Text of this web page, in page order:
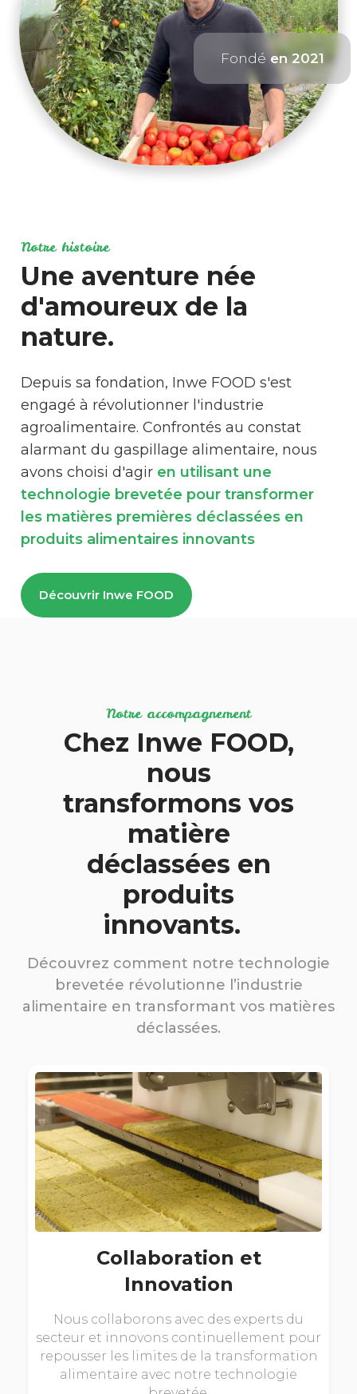
Fondé en 2021
Notre histoire
Une aventure née
d'amoureux de la
nature.
Depuis sa fondation, Inwe FOOD s'est
engagé à révolutionner l'industrie
agroalimentaire. Confrontés au constat
alarmant du gaspillage alimentaire, nous
avons choisi d'agir en utilisant une
technologie brevetée pour transformer
les matières premières déclassées en
produits alimentaires innovants
Découvrir Inwe FOOD
Notre accompagnement
Chez Inwe FOOD,
nous
transformons vos
matière
déclassées en
produits
innovants.
Découvrez comment notre technologie
brevetée révolutionne l’industrie
alimentaire en transformant vos matières
déclassées.
Collaboration et
Innovation
Nous collaborons avec des experts du
secteur et innovons continuellement pour
repousser les limites de la transformation
alimentaire avec notre technologie